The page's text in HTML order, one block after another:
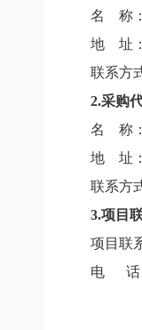
名
称：
地
址：
联系方
2.采购
名
称：
地
址：
联系方
3.项目
项目联系
电
话